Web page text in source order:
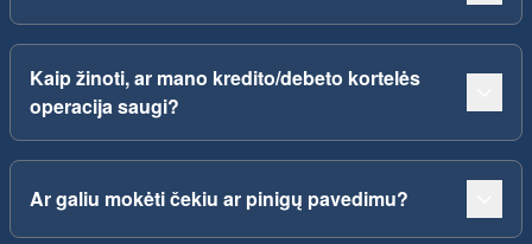
Kaip žinoti, ar mano kredito/debeto kortelės
operacija saugi?
Ar galiu mokėti čekiu ar pinigų pavedimu?